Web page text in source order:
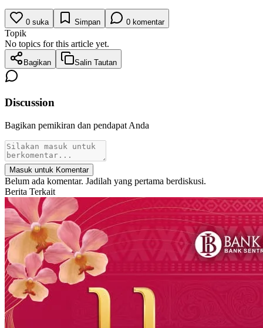
0 suka Simpan 0 komentar
Topik
No topics for this article yet.
Bagikan Salin Tautan
Discussion
Bagikan pemikiran dan pendapat Anda
Masuk untuk Komentar
Belum ada komentar. Jadilah yang pertama berdiskusi.
Berita Terkait